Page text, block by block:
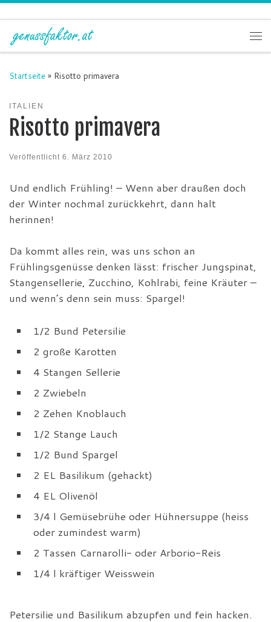
Zum Inhalt springen
Startseite » Risotto primavera
ITALIEN
Risotto primavera
Veröffentlicht 6. März 2010
Und endlich Frühling! – Wenn aber draußen doch
der Winter nochmal zurückkehrt, dann halt
herinnen!
Da kommt alles rein, was uns schon an
Frühlingsgenüsse denken lässt: frischer Jungspinat,
Stangensellerie, Zucchino, Kohlrabi, feine Kräuter –
und wenn’s denn sein muss: Spargel!
1/2 Bund Petersilie
2 große Karotten
4 Stangen Sellerie
2 Zwiebeln
2 Zehen Knoblauch
1/2 Stange Lauch
1/2 Bund Spargel
2 EL Basilikum (gehackt)
4 EL Olivenöl
3/4 l Gemüsebrühe oder Hühnersuppe (heiss
oder zumindest warm)
2 Tassen Carnarolli- oder Arborio-Reis
1/4 l kräftiger Weisswein
Petersilie und Basilikum abzupfen und fein hacken.